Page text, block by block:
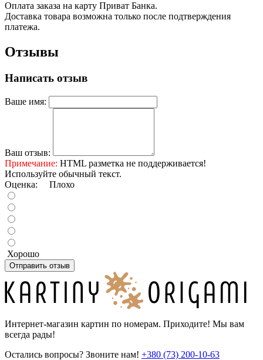
Оплата заказа на карту Приват Банка.
Доставка товара возможна только после подтверждения
платежа.
Отзывы
Написать отзыв
Ваше имя:
Ваш отзыв:
Примечание: HTML разметка не поддерживается!
Используйте обычный текст.
Оценка: Плохо
Хорошо
Отправить отзыв
Интернет-магазин картин по номерам. Приходите! Мы вам
всегда рады!
Остались вопросы? Звоните нам! +380 (73) 200-10-63